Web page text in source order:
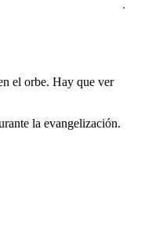
.
el orbe. Hay que ver
la evangelización.